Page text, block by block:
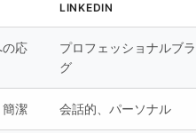
LINKEDIN
応
プロフェッショナルブ
グ
簡潔 会話的、パーソナル